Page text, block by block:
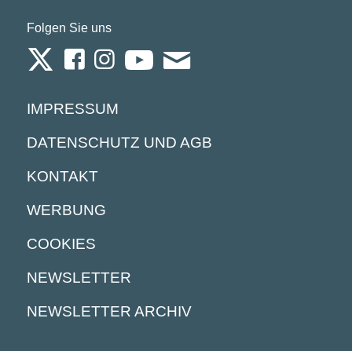
Folgen Sie uns
IMPRESSUM
DATENSCHUTZ UND AGB
KONTAKT
WERBUNG
COOKIES
NEWSLETTER
NEWSLETTER ARCHIV